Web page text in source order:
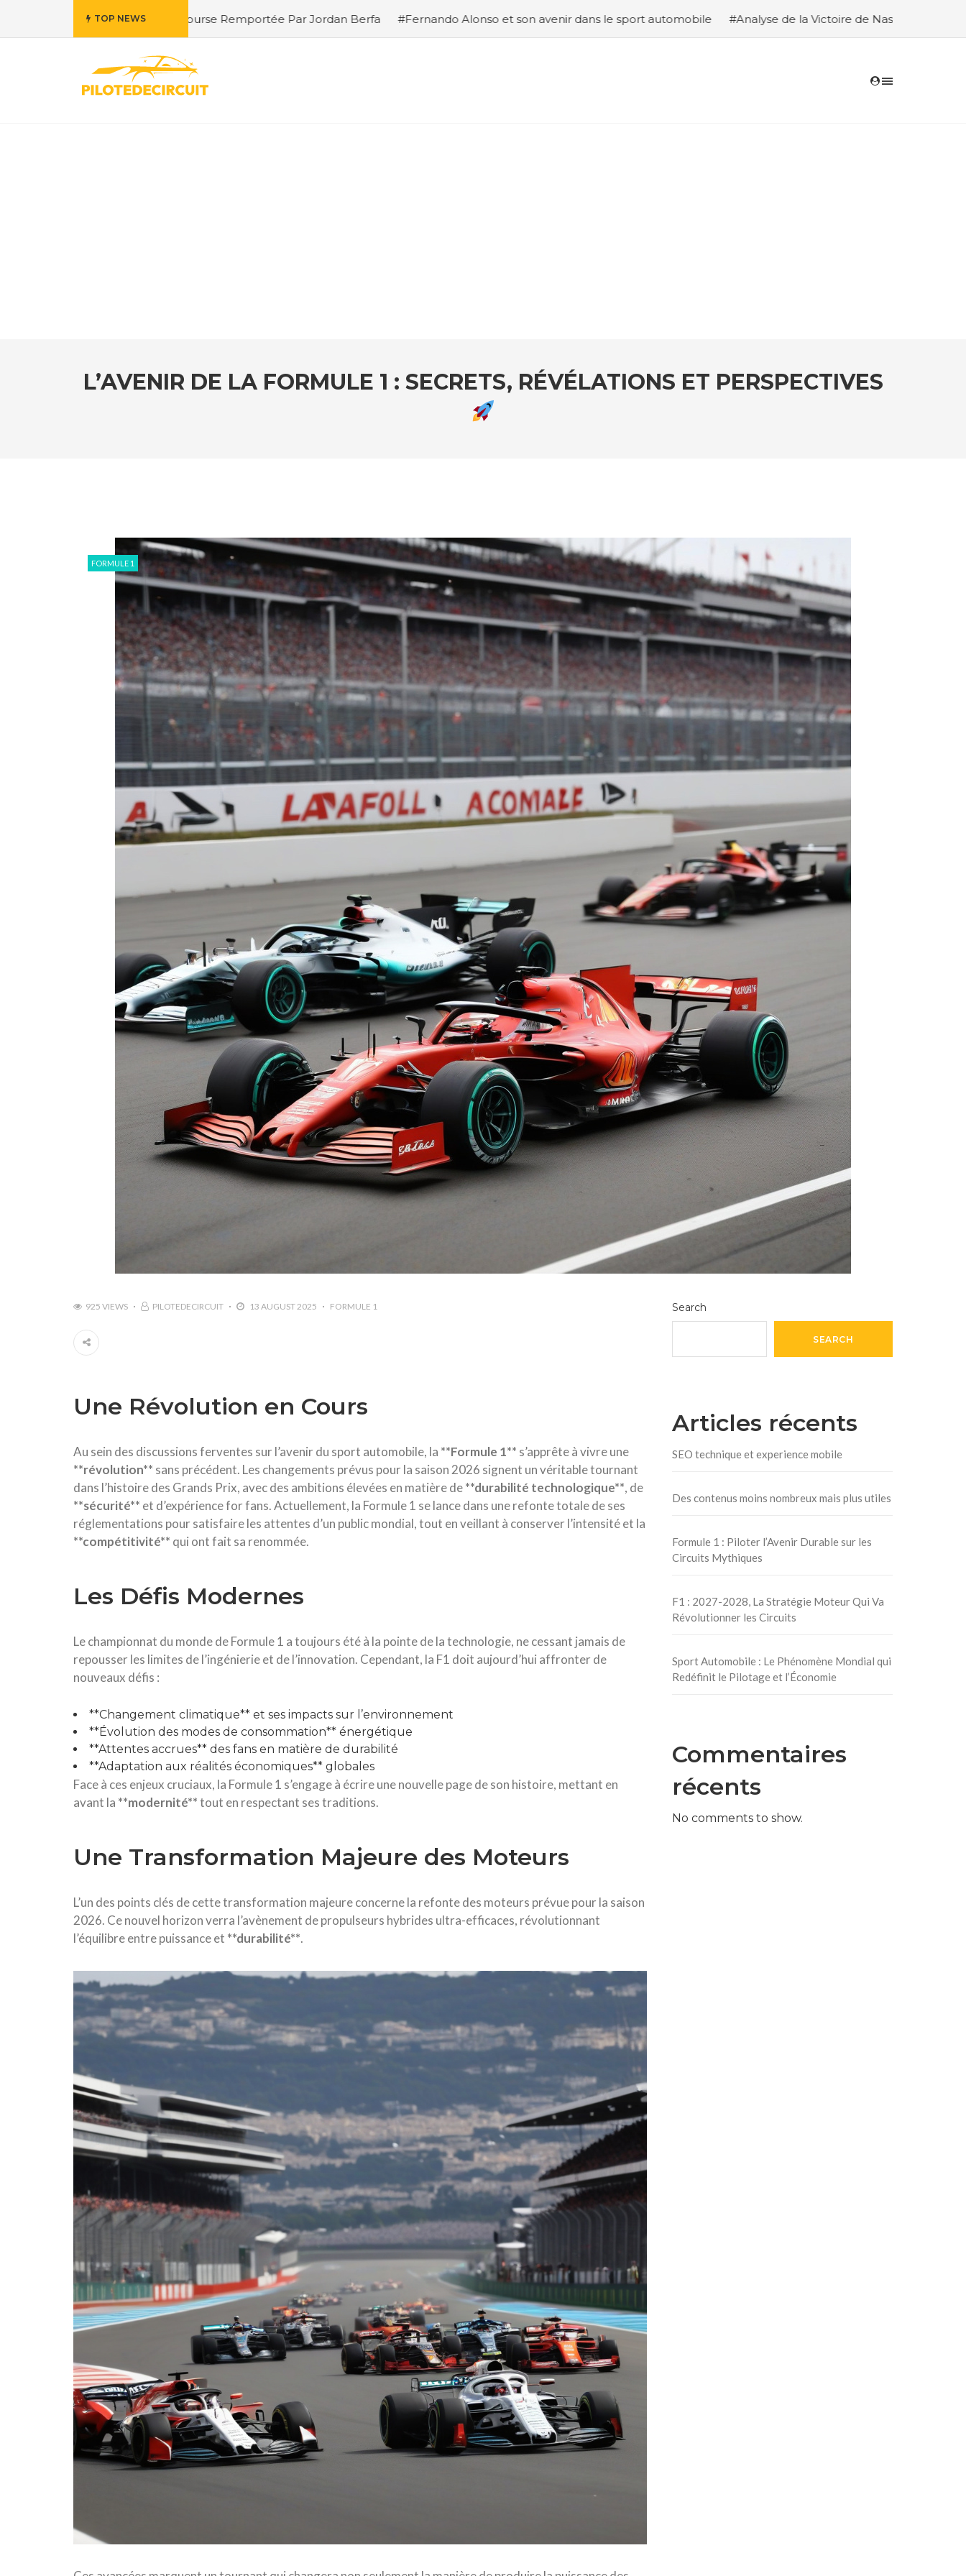
TOP NEWS
de la Course Remportée Par Jordan Berfa #Fernando Alonso et son avenir dans le sport automobile #Analyse de la Victoire de Nasser Al-Attiyah et Édouard Boulanger
L’AVENIR DE LA FORMULE 1 : SECRETS, RÉVÉLATIONS ET PERSPECTIVES
FORMULE 1
925 VIEWS PILOTEDECIRCUIT 13 AUGUST 2025 FORMULE 1
Une Révolution en Cours
Au sein des discussions ferventes sur l’avenir du sport automobile, la **Formule 1** s’apprête à vivre une
**révolution** sans précédent. Les changements prévus pour la saison 2026 signent un véritable tournant
dans l’histoire des Grands Prix, avec des ambitions élevées en matière de**durabilité technologique**, de
**sécurité** et d’expérience for fans. Actuellement, la Formule 1 se lance dans une refonte totale de ses
réglementations pour satisfaire les attentes d’un public mondial, tout en veillant à conserver l’intensité et la
**compétitivité** qui ont fait sa renommée.
Les Défis Modernes
Le championnat du monde de Formule 1 a toujours été à la pointe de la technologie, ne cessant jamais de
repousser les limites de l’ingénierie et de l’innovation. Cependant, la F1 doit aujourd’hui affronter de
nouveaux défis :
**Changement climatique** et ses impacts sur l’environnement
**Évolution des modes de consommation** énergétique
**Attentes accrues** des fans en matière de durabilité
**Adaptation aux réalités économiques** globales
Face à ces enjeux cruciaux, la Formule 1 s’engage à écrire une nouvelle page de son histoire, mettant en
avant la **modernité**tout en respectant ses traditions.
Une Transformation Majeure des Moteurs
L’un des points clés de cette transformation majeure concerne la refonte des moteurs prévue pour la saison
2026. Ce nouvel horizon verra l’avènement de propulseurs hybrides ultra-efficaces, révolutionnant
l’équilibre entre puissance et **durabilité**.
Search
SEARCH
Articles récents
SEO technique et experience mobile
Des contenus moins nombreux mais plus utiles
Formule 1 : Piloter l’Avenir Durable sur les
Circuits Mythiques
F1 : 2027-2028, La Stratégie Moteur Qui Va
Révolutionner les Circuits
Sport Automobile : Le Phénomène Mondial qui
Redéfinit le Pilotage et l’Économie
Commentaires
récents
No comments to show.